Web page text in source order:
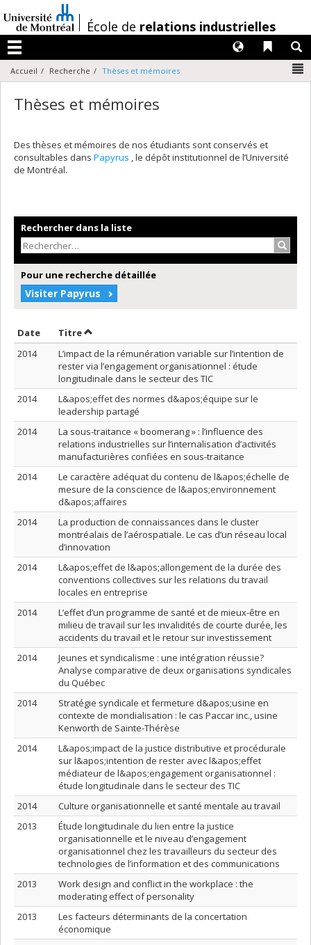
au
contenu
/École de relations industrielles
Menu
Liens
Langues
Accueil Recherche Thèses et mémoires
Thèses et mémoires
Des thèses et mémoires de nos étudiants sont conservés et
consultables dans Papyrus , le dépôt institutionnel de l’Université
de Montréal.
Rechercher dans la liste
Pour une recherche détaillée
Visiter Papyrus
Date Trier par date en ordre croissant
TitreTrier par titre en ordre croissant
2014
L’impact de la rémunération variable sur l’intention de
rester via l’engagement organisationnel : étude
longitudinale dans le secteur des TIC
2014
L&apos;effet des normes d&apos;équipe sur le
leadership partagé
2014
La sous-traitance « boomerang » : l’influence des
relations industrielles sur l’internalisation d’activités
manufacturières confiées en sous-traitance
2014
Le caractère adéquat du contenu de l&apos;échelle de
mesure de la conscience de l&apos;environnement
d&apos;affaires
2014
La production de connaissances dans le cluster
montréalais de l’aérospatiale. Le cas d’un réseau local
d’innovation
2014
L&apos;effet de l&apos;allongement de la durée des
conventions collectives sur les relations du travail
locales en entreprise
2014
L’effet d’un programme de santé et de mieux-être en
milieu de travail sur les invalidités de courte durée, les
accidents du travail et le retour sur investissement
2014
Jeunes et syndicalisme : une intégration réussie?
Analyse comparative de deux organisations syndicales
du Québec
2014
Stratégie syndicale et fermeture d&apos;usine en
contexte de mondialisation : le cas Paccar inc., usine
Kenworth de Sainte-Thérèse
2014
L&apos;impact de la justice distributive et procédurale
sur l&apos;intention de rester avec l&apos;effet
médiateur de l&apos;engagement organisationnel :
étude longitudinale dans le secteur des TIC
2014
Culture organisationnelle et santé mentale au travail
2013
Étude longitudinale du lien entre la justice
organisationnelle et le niveau d’engagement
organisationnel chez les travailleurs du secteur des
technologies de l’information et des communications
2013
Work design and conflict in the workplace : the
moderating effect of personality
2013
Les facteurs déterminants de la concertation
économique